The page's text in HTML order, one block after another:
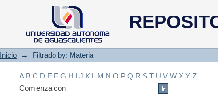
Filtrado by: Materia
Inicio → Filtrado by: Materia
A B C D E F G H I J K L M N O P Q R S T U V W X Y Z
Comienza con